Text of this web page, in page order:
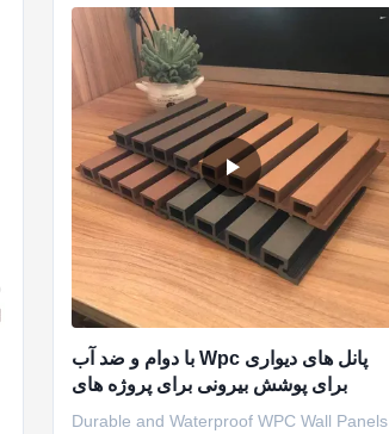
پانل های دیواری Wpc با دوام و ضد آب
برای پوشش بیرونی برای پروژه های
تجاری و مسکونی
Durable and Waterproof WPC Wall Panels